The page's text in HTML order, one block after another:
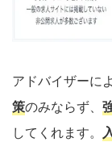
アドバイザーに
策のみならず、
してくれます。